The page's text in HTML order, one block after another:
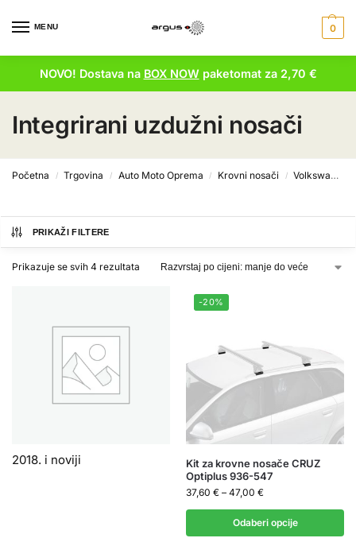
MENU 0
NOVO! Dostava na BOX NOWpaketomat za 2,70 €
Integrirani uzdužni nosači
Početna / Trgovina / Auto Moto Oprema / Krovni nosači / Volkswagen krovni nosači
PRIKAŽI FILTERE
Prikazuje se svih 4 rezultata
2018. i noviji
-20%
Kit za krovne nosače CRUZ
Optiplus 936-547
37,60 € – 47,00 €
Odaberi opcije